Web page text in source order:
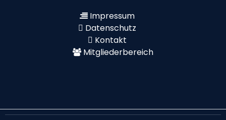
Impressum
Datenschutz
Kontakt
Mitgliederbereich